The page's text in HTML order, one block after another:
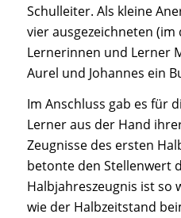
Schulleiter. Als kleine
vier ausgezeichneten (im
Lernerinnen und Lerner
Aurel und Johannes ein
Im Anschluss gab es für
Lerner aus der Hand
Zeugnisse des ersten
betonte den Stellenwert
Halbjahreszeugnis ist so
wie der Halbzeitstand